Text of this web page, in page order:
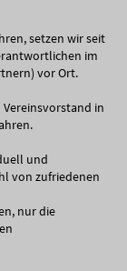
setzen wir seit
im
vor Ort.
in
und
von zufriedenen
nur die